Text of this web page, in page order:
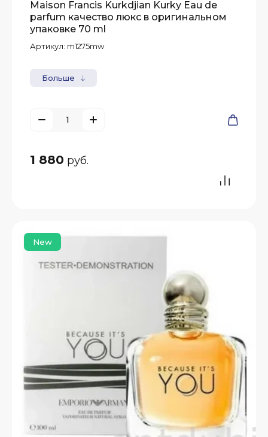
Maison Francis Kurkdjian Kurky Eau de
parfum качество люкс в оригинальном
упаковке 70 ml
Артикул: m1275mw
Больше
1 880 руб.
New